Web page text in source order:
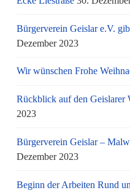
Bürgerverein Geislar e.V.
Dezember 2023
Wir wünschen Frohe
Rückblick auf den Geislarer
2023
Bürgerverein Geislar –
Dezember 2023
Beginn der Arbeiten Rund